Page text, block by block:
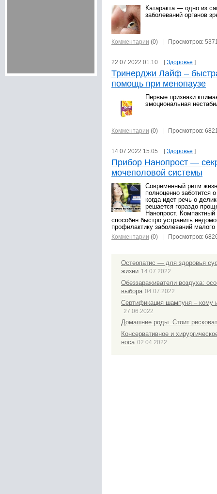
Катаракта — одно из
заболеваний органов
Комментарии (0) | Просмотров:
22.07.2022 01:10 [Здоровье ]
Тринерджи Лайф –
помощь при менопаузе
Первые признаки
эмоциональная
Комментарии (0) | Просмотров:
14.07.2022 15:05 [Здоровье ]
Прибор Нанопрост —
мочеполовой системы
Современный ритм
полноценно заботится
когда идет речь о
решается гораздо
Нанопрост.
способен быстро устранить
профилактику заболеваний малого
Комментарии (0) | Просмотров:
Остеопатис — для здоровья
жизни 14.07.2022
Обеззараживатели воздуха:
выбора 04.07.2022
Сертификация шампуня – кому
27.06.2022
Домашние роды. Стоит
Консервативное и
носа 02.04.2022